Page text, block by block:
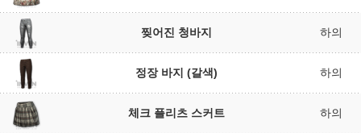
찢어진 청바지 하의
정장 바지 (갈색) 하의
체크 플리츠 스커트 하의